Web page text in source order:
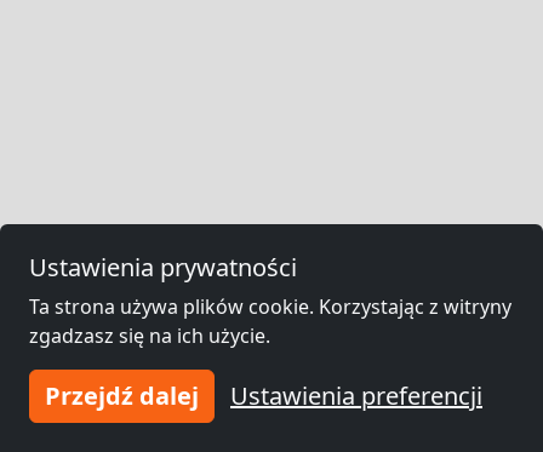
Ustawienia prywatności
Ta strona używa plików cookie. Korzystając z witryny
zgadzasz się na ich użycie.
Przejdź dalej Ustawienia preferencji